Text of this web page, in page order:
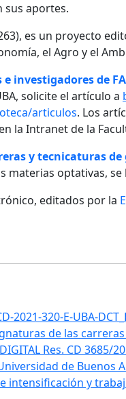
sus aportes.
es un proyecto
el Agro y el
investigadores de
solicite el artículo a
articulos. Los
la Intranet de la
y tecnicaturas de
materias optativas,
editados por la
2021-320-E-UBA-
de las carreras
Res. CD 3685/
de Buenos
intensificación y